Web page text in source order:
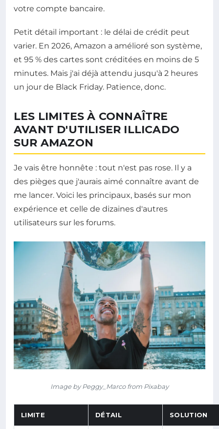
votre compte bancaire.
Petit détail important : le délai de crédit peut
varier. En 2026, Amazon a amélioré son système,
et 95 % des cartes sont créditées en moins de 5
minutes. Mais j'ai déjà attendu jusqu'à 2 heures
un jour de Black Friday. Patience, donc.
LES LIMITES À CONNAÎTRE
AVANT D'UTILISER ILLICADO
SUR AMAZON
Je vais être honnête : tout n'est pas rose. Il y a
des pièges que j'aurais aimé connaître avant de
me lancer. Voici les principaux, basés sur mon
expérience et celle de dizaines d'autres
utilisateurs sur les forums.
Image by Peggy_Marco from Pixabay
LIMITE DÉTAIL SOLUTION